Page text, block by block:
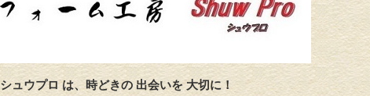
シュウプロ は、時どきの 出会いを 大切に！